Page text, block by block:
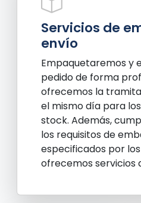
Servicios de
envío
Empaquetaremos y
pedido de forma
ofrecemos la
el mismo día para
stock. Además,
los requisitos de
especificados por
ofrecemos servicios